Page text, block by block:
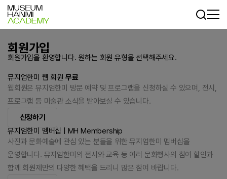
회원가입
회원가입을 환영합니다. 원하는 회원 유형을 선택해주세요.
뮤지엄한미 웹 회원 무료
웹회원은 뮤지엄한미 방문 예약 및 프로그램을 신청하실 수 있으며, 전시,
프로그램 등 미술관 소식을 받아보실 수 있습니다.
신청하기
뮤지엄한미 멤버십 | MH Membership
사진과 문화예술에 관심 있는 분들을 위한 뮤지엄한미 멤버십을
운영합니다. 뮤지엄한미의 전시와 교육 등 여러 문화행사의 참여 할인과
함께 회원제만의 다양한 혜택을 드리니 많은 참여 바랍니다.